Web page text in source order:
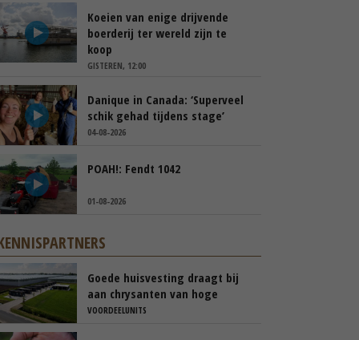
Koeien van enige drijvende
boerderij ter wereld zijn te
koop
GISTEREN, 12:00
Danique in Canada: ‘Superveel
schik gehad tijdens stage’
04-08-2026
POAH!: Fendt 1042
01-08-2026
Goede huisvesting draagt bij
aan chrysanten van hoge
kwaliteit
VOORDEELUNITS